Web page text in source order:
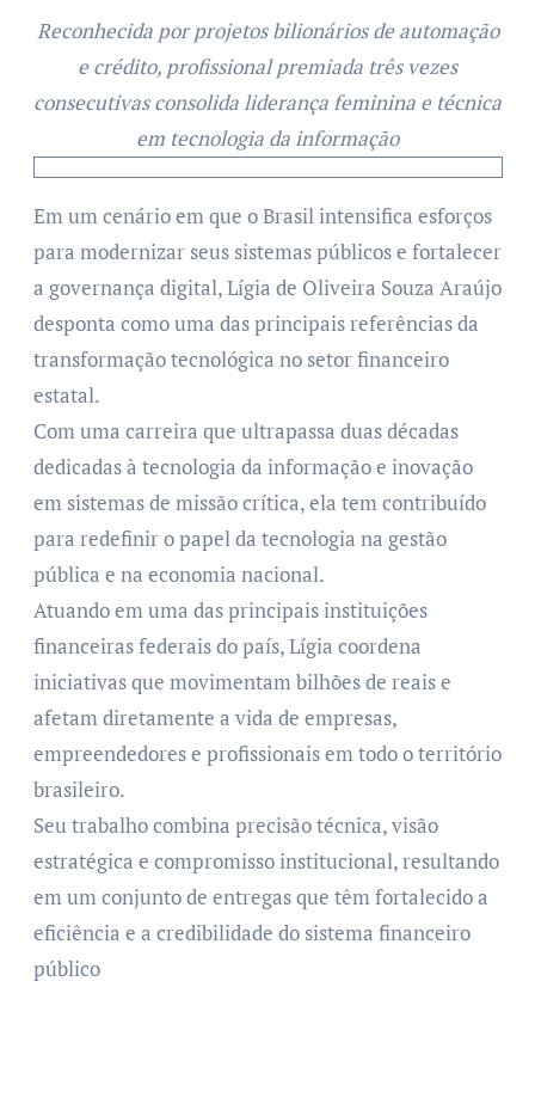
Reconhecida por projetos bilionários de automação
e crédito, profissional premiada três vezes
consecutivas consolida liderança feminina e técnica
em tecnologia da informação
Em um cenário em que o Brasil intensifica esforços
para modernizar seus sistemas públicos e fortalecer
a governança digital, Lígia de Oliveira Souza Araújo
desponta como uma das principais referências da
transformação tecnológica no setor financeiro
estatal.
Com uma carreira que ultrapassa duas décadas
dedicadas à tecnologia da informação e inovação
em sistemas de missão crítica, ela tem contribuído
para redefinir o papel da tecnologia na gestão
pública e na economia nacional.
Atuando em uma das principais instituições
financeiras federais do país, Lígia coordena
iniciativas que movimentam bilhões de reais e
afetam diretamente a vida de empresas,
empreendedores e profissionais em todo o território
brasileiro.
Seu trabalho combina precisão técnica, visão
estratégica e compromisso institucional, resultando
em um conjunto de entregas que têm fortalecido a
eficiência e a credibilidade do sistema financeiro
público